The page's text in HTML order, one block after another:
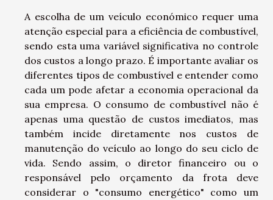
A escolha de um veículo económico requer uma
atenção especial para a eficiência de combustível,
sendo esta uma variável significativa no controle
dos custos a longo prazo. É importante avaliar os
diferentes tipos de combustível e entender como
cada um pode afetar a economia operacional da
sua empresa. O consumo de combustível não é
apenas uma questão de custos imediatos, mas
também incide diretamente nos custos de
manutenção do veículo ao longo do seu ciclo de
vida. Sendo assim, o diretor financeiro ou o
responsável pelo orçamento da frota deve
considerar o "consumo energético" como um